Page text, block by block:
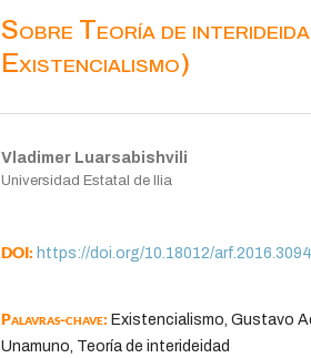
Sobre Teoría de
Existencialismo)
Vladimer Luarsabishvili
Universidad Estatal de Ilia
DOI:https://doi.org/10.18012/
Palavras-chave:Existencialismo, Gustavo
Unamuno, Teoría de interideidad